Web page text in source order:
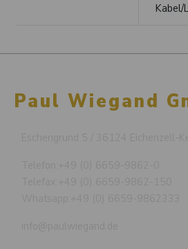
Kabel/
Paul Wiegand